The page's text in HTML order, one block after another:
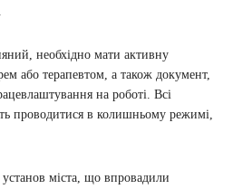
.
необхідно мати активну
або терапевтом, а також документ,
на роботі. Всі
проводитися в колишньому режимі,
міста, що впровадили